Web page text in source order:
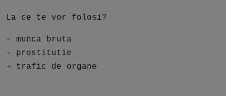
La ce te vor folosi?
- munca bruta
- prostitutie
- trafic de organe